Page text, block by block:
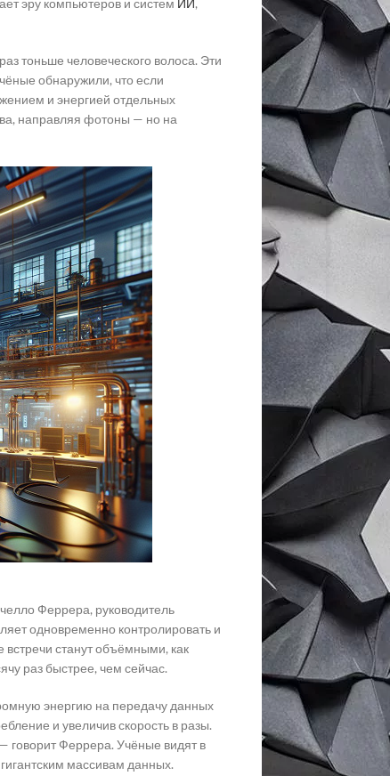
эру компьютеров и систем ИИ,
тоньше человеческого волоса. Эти
обнаружили, что если
и энергией отдельных
направляя фотоны — но на
Феррера, руководитель
одновременно контролировать и
встречи станут объёмными, как
раз быстрее, чем сейчас.
энергию на передачу данных
и увеличив скорость в разы.
говорит Феррера. Учёные видят в
массивам данных.